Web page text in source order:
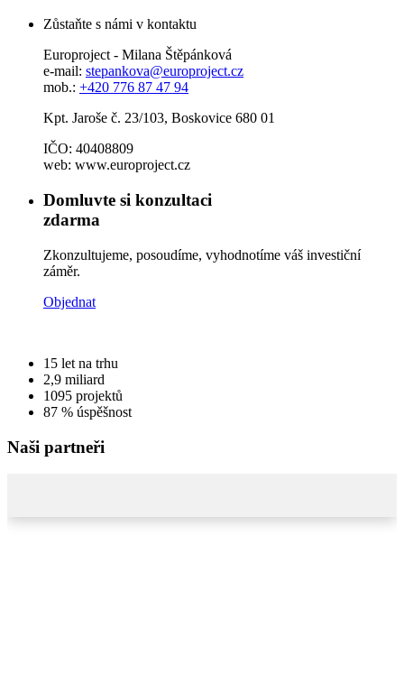
Zůstaňte s námi v kontaktu
Europroject - Milana Štěpánková
e-mail: stepankova@europroject.cz
mob.: +420 776 87 47 94
Kpt. Jaroše č. 23/103, Boskovice 680 01
IČO: 40408809
web: www.europroject.cz
Domluvte si konzultaci
zdarma
Zkonzultujeme, posoudíme, vyhodnotíme váš investiční
záměr.
Objednat
15 let na trhu
2,9 miliard
1095 projektů
87 % úspěšnost
Naši partneři